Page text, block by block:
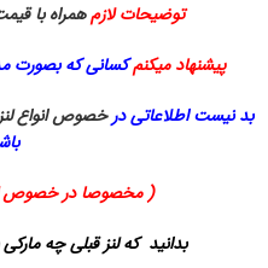
توضیحات لازمهمراه با
پیشنهاد میکنمکسانی که بصورت
بد نیست اطلاعاتی درخصوص انواع
( مخصوصا در خصوص
بدانید که لنز قبلی چه